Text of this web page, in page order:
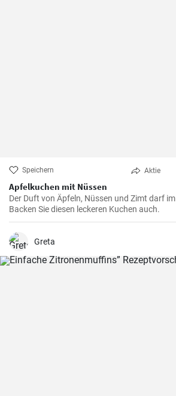
Speichern Aktie
Apfelkuchen mit Nüssen
Der Duft von Äpfeln, Nüssen und Zimt darf
Backen Sie diesen leckeren Kuchen auch.
Greta